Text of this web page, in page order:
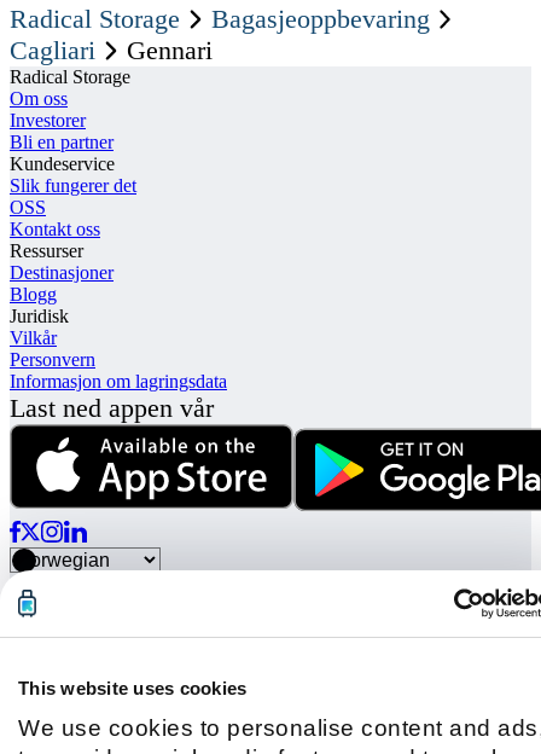
This website uses cookies
We use cookies to personalise content and
Radical Storage
Bagasjeoppbevaring
Cagliari
Gennari
Radical Storage
Om oss
Investorer
Bli en partner
Kundeservice
Slik fungerer det
OSS
Kontakt oss
Ressurser
Destinasjoner
Blogg
Juridisk
Vilkår
Personvern
Informasjon om lagringsdata
Last ned appen vår
© Radical Storage • Lean Team S.R.L. • P. IVA 14104111001
Radical finansieres også av "Vertis Venture 4 Scaleup Lazio", et